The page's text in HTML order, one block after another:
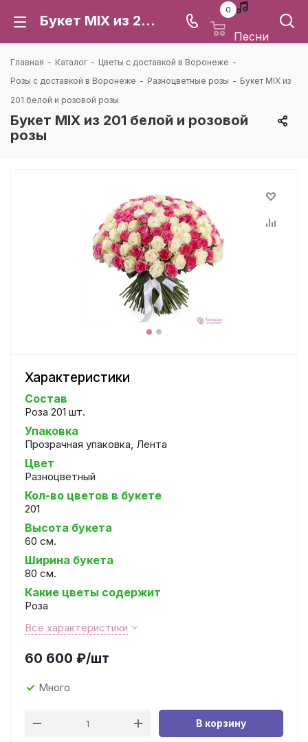
Букет MIX из 201 белой и розовой розы: цена и доставка в Воронеже | Каталея
0
Песни
Главная - Каталог - Цветы с доставкой в Воронеже -
Розы с доставкой в Воронеже - Разноцветные розы - Букет MIX из
201 белой и розовой розы
Букет MIX из 201 белой и розовой
розы
Характеристики
Состав
Роза 201 шт.
Упаковка
Прозрачная упаковка, Лента
Цвет
Разноцветный
Кол-во цветов в букете
201
Высота букета
60 см.
Ширина букета
80 см.
Какие цветы содержит
Роза
Все характеристики
60 600 ₽/шт
Много
В корзину